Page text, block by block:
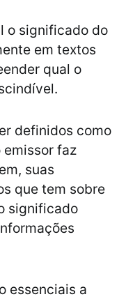
o significado do
em textos
qual o
definidos como
emissor faz
suas
que tem sobre
significado
essenciais a